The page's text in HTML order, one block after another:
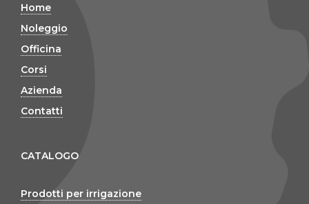
Home
Noleggio
Officina
Corsi
Azienda
Contatti
CATALOGO
Prodotti per irrigazione